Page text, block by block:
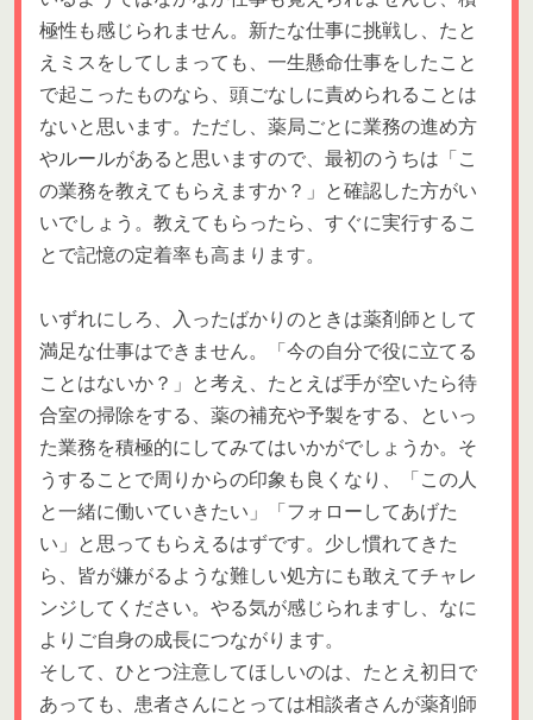
極性も感じられません。新たな仕事に挑戦し、たと
えミスをしてしまっても、一生懸命仕事をしたこと
で起こったものなら、頭ごなしに責められることは
ないと思います。ただし、薬局ごとに業務の進め方
やルールがあると思いますので、最初のうちは「こ
の業務を教えてもらえますか？」と確認した方がい
いでしょう。教えてもらったら、すぐに実行するこ
とで記憶の定着率も高まります。
いずれにしろ、入ったばかりのときは薬剤師として
満足な仕事はできません。「今の自分で役に立てる
ことはないか？」と考え、たとえば手が空いたら待
合室の掃除をする、薬の補充や予製をする、といっ
た業務を積極的にしてみてはいかがでしょうか。そ
うすることで周りからの印象も良くなり、「この人
と一緒に働いていきたい」「フォローしてあげた
い」と思ってもらえるはずです。少し慣れてきた
ら、皆が嫌がるような難しい処方にも敢えてチャレ
ンジしてください。やる気が感じられますし、なに
よりご自身の成長につながります。
そして、ひとつ注意してほしいのは、たとえ初日で
あっても、患者さんにとっては相談者さんが薬剤師